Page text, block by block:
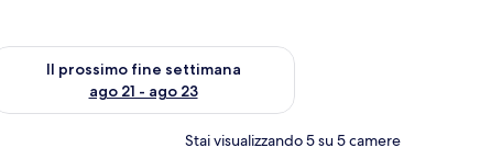
ago 14 - ago 16
Il prossimo fine settimana
ago 21 - ago 23
la disponibilità per il prossimo fine settimana, ago 21
Stai visualizzando 5 su 5 camere